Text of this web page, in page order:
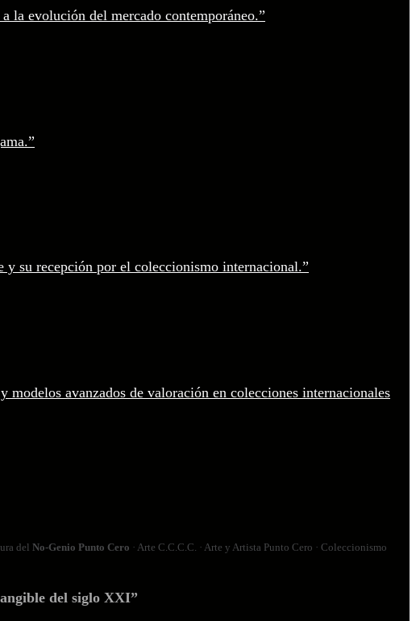
del No‑Genio Punto Cero · Arte C.C.C.C. · Arte y Artista Punto Cero · Coleccionismo
del siglo XXI”